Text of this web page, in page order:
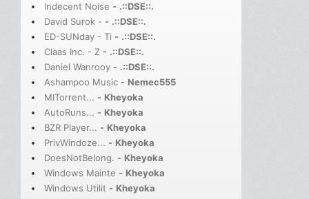
Indecent Noise - .::DSE::.
David Surok - - .::DSE::.
ED-SUNday - Ti - .::DSE::.
Claas Inc. - Z - .::DSE::.
Daniel Wanrooy - .::DSE::.
Ashampoo Music - Nemec555
MITorrent... - Kheyoka
AutoRuns... - Kheyoka
BZR Player... - Kheyoka
PrivWindoze... - Kheyoka
DoesNotBelong. - Kheyoka
Windows Mainte - Kheyoka
Windows Utilit - Kheyoka